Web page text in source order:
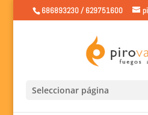
686893230 / 629751600
Seleccionar página